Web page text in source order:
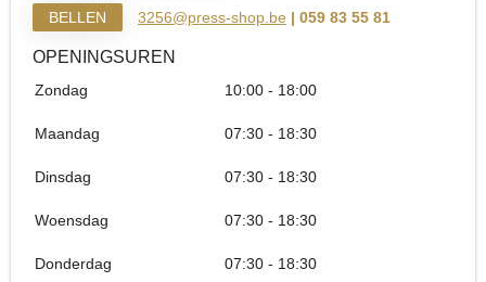
BELLEN 3256@press-shop.be | 059 83 55 81
OPENINGSUREN
Zondag 10:00 - 18:00
Maandag 07:30 - 18:30
Dinsdag 07:30 - 18:30
Woensdag 07:30 - 18:30
Donderdag 07:30 - 18:30